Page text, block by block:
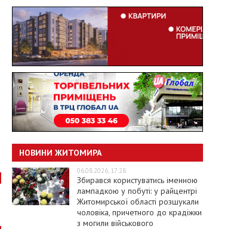
НОВИНИ ЖИТОМИРА
06.08.2026, 17:28
Збирався користуватись іменною
лампадкою у побуті: у райцентрі
Житомирської області розшукали
чоловіка, причетного до крадіжки
з могили військового